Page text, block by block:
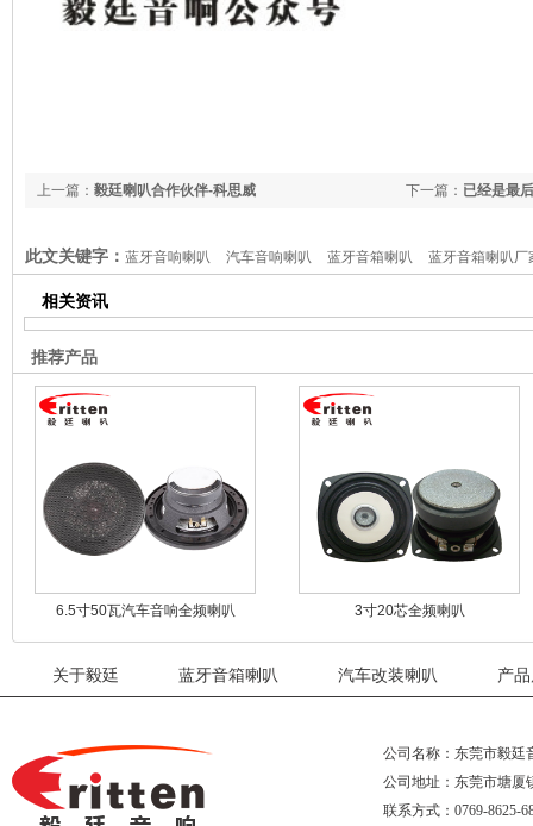
下一篇： 已经是最
上一篇： 毅廷喇叭合作伙伴-科思威
此文关键字： 蓝牙音响喇叭 汽车音响喇叭 蓝牙音箱喇叭 蓝牙音箱喇叭厂
相关资讯
推荐产品
6.5寸50瓦汽车音响全频喇叭 3寸20芯全频喇叭
关于毅廷 蓝牙音箱喇叭 汽车改装喇叭 产
公司名称：东莞市毅廷
公司地址：东莞市塘厦
联系方式：0769-8625-